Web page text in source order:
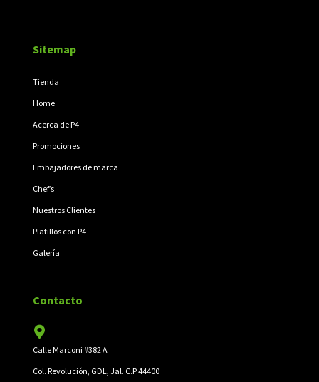
Sitemap
Tienda
Home
Acerca de P4
Promociones
Embajadores de marca
Chef’s
Nuestros Clientes
Platillos con P4
Galería
Contacto
Calle Marconi #382 A
Col. Revolución, GDL, Jal. C.P.44400